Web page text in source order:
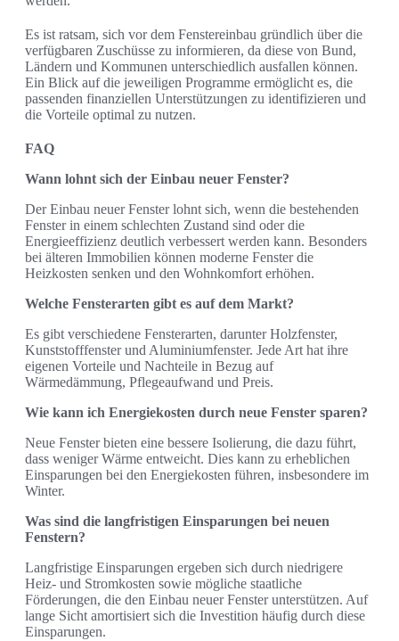
Es ist ratsam, sich vor dem Fenstereinbau gründlich über die
verfügbaren Zuschüsse zu informieren, da diese von Bund,
Ländern und Kommunen unterschiedlich ausfallen können.
Ein Blick auf die jeweiligen Programme ermöglicht es, die
passenden finanziellen Unterstützungen zu identifizieren und
die Vorteile optimal zu nutzen.
FAQ
Wann lohnt sich der Einbau neuer Fenster?
Der Einbau neuer Fenster lohnt sich, wenn die bestehenden
Fenster in einem schlechten Zustand sind oder die
Energieeffizienz deutlich verbessert werden kann. Besonders
bei älteren Immobilien können moderne Fenster die
Heizkosten senken und den Wohnkomfort erhöhen.
Welche Fensterarten gibt es auf dem Markt?
Es gibt verschiedene Fensterarten, darunter Holzfenster,
Kunststofffenster und Aluminiumfenster. Jede Art hat ihre
eigenen Vorteile und Nachteile in Bezug auf
Wärmedämmung, Pflegeaufwand und Preis.
Wie kann ich Energiekosten durch neue Fenster sparen?
Neue Fenster bieten eine bessere Isolierung, die dazu führt,
dass weniger Wärme entweicht. Dies kann zu erheblichen
Einsparungen bei den Energiekosten führen, insbesondere im
Winter.
Was sind die langfristigen Einsparungen bei neuen
Fenstern?
Langfristige Einsparungen ergeben sich durch niedrigere
Heiz- und Stromkosten sowie mögliche staatliche
Förderungen, die den Einbau neuer Fenster unterstützen. Auf
lange Sicht amortisiert sich die Investition häufig durch diese
Einsparungen.